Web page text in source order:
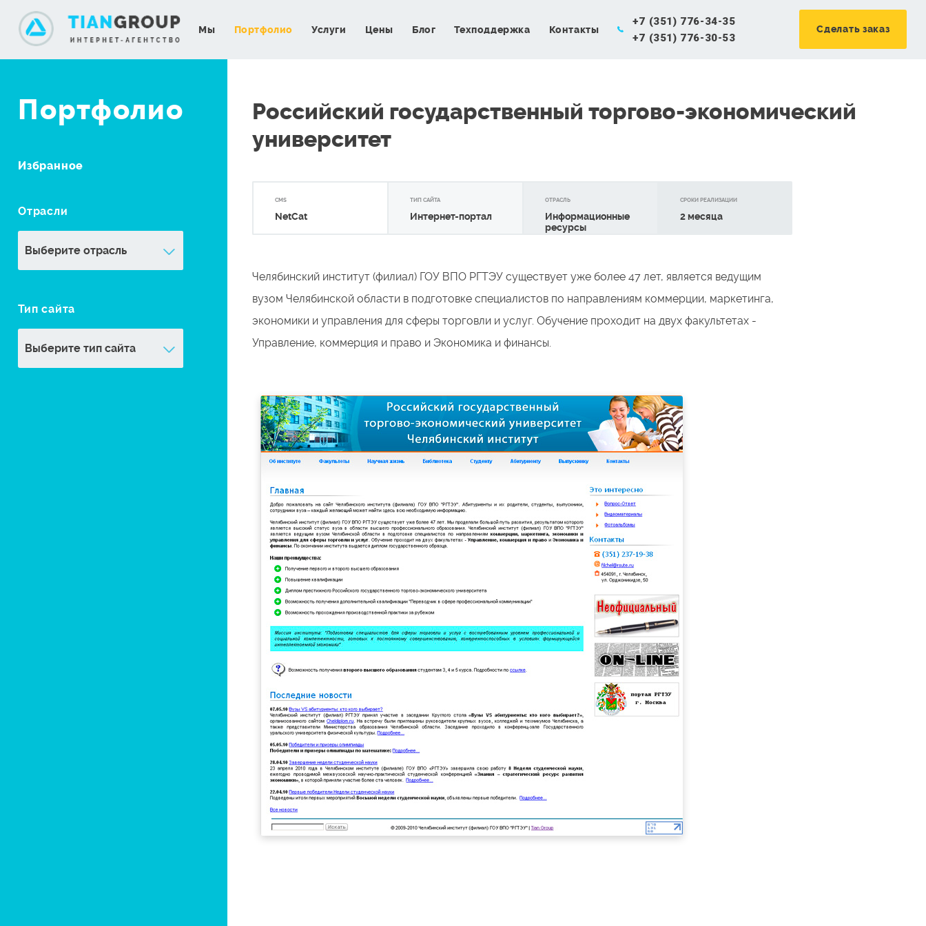
Мы Портфолио Услуги Цены Блог Техподдержка Контакты
+7 (351) 776-34-35
+7 (351) 776-30-53
Сделать заказ
Портфолио
Избранное
Отрасли
Тип сайта
Российский государственный торгово-экономический
университет
CMS
NetCat
ТИП САЙТА
Интернет-портал
ОТРАСЛЬ
Информационные
ресурсы
CРОКИ РЕАЛИЗАЦИИ
2 месяца
Челябинский институт (филиал) ГОУ ВПО РГТЭУ существует уже более 47 лет, является ведущим
вузом Челябинской области в подготовке специалистов по направлениям коммерции, маркетинга,
экономики и управления для сферы торговли и услуг. Обучение проходит на двух факультетах -
Управление, коммерция и право и Экономика и финансы.